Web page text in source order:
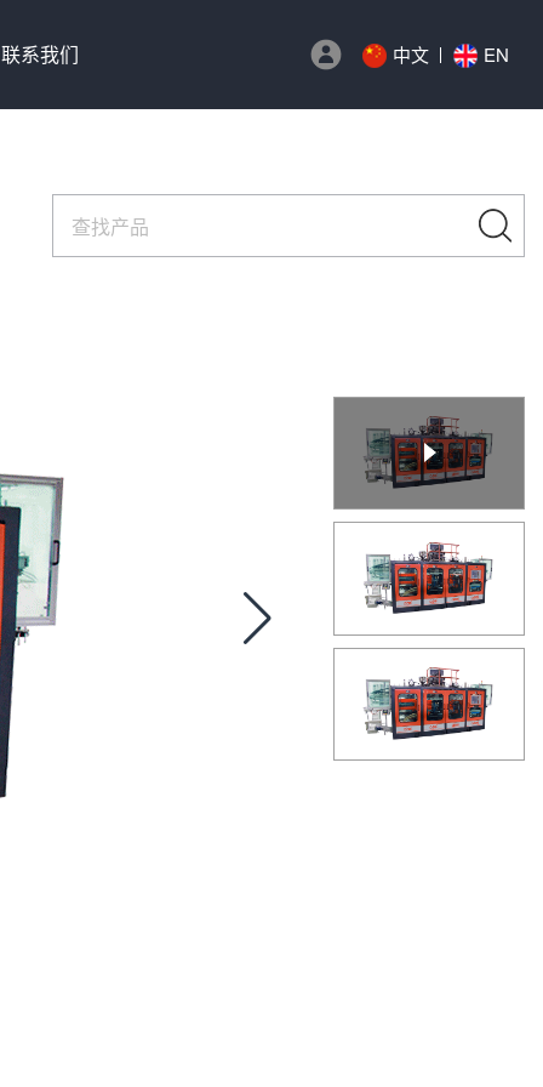
联系我们 中文 EN